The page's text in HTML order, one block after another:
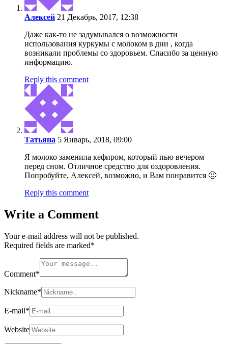
Алексей 21 Декабрь, 2017, 12:38
Даже как-то не задумывался о возможности
использования куркумы с молоком в дни , когда
возникали проблемы со здоровьем. Спасибо за ценную
информацию.
Reply this comment
Татьяна 5 Январь, 2018, 09:00
Я молоко заменила кефиром, который пью вечером
перед сном. Отличное средство для оздоровления.
Попробуйте, Алексей, возможно, и Вам понравится 🙂
Reply this comment
Write a Comment
Your e-mail address will not be published.
Required fields are marked*
Comment*
Nickname*
E-mail*
Website